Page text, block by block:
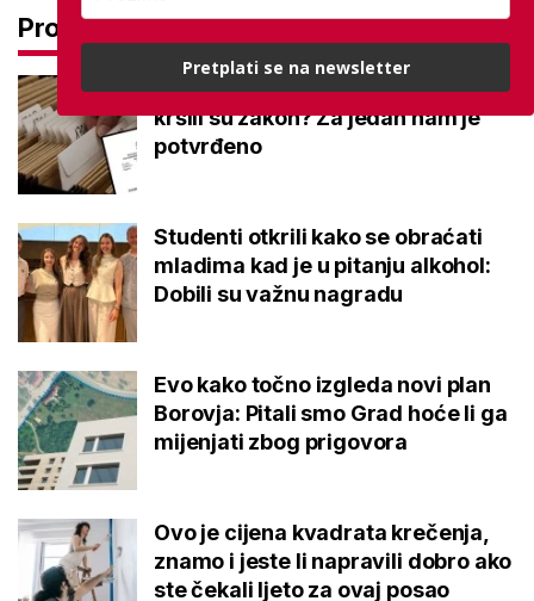
Pročitaj još
Promjena prakse za sve SC-ove,
kršili su zakon? Za jedan nam je
potvrđeno
Studenti otkrili kako se obraćati
mladima kad je u pitanju alkohol:
Dobili su važnu nagradu
Evo kako točno izgleda novi plan
Borovja: Pitali smo Grad hoće li ga
mijenjati zbog prigovora
Ovo je cijena kvadrata krečenja,
znamo i jeste li napravili dobro ako
ste čekali ljeto za ovaj posao
Pretplati se na newsletter